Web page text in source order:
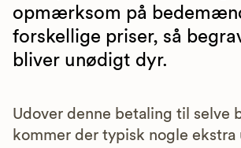
opmærksom på
forskellige priser, så
bliver unødigt dyr.
Udover denne betaling til selve
kommer der typisk nogle